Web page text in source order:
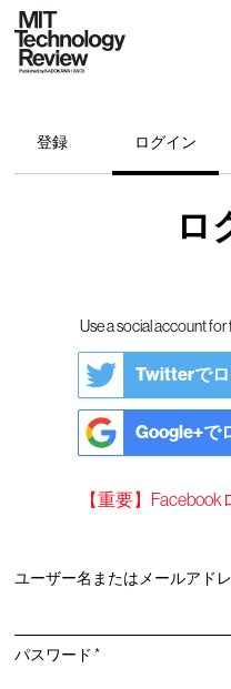
登録 ログイン
ロ
Use a social account for
Twitterで
Google+で
【重要】
ユーザー名またはメールアド
パスワード*必